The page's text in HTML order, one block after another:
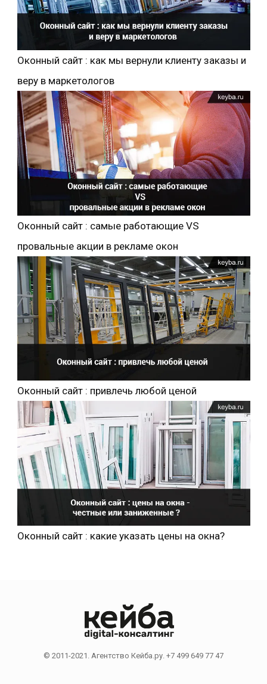
Оконный сайт : как мы вернули клиенту заказы и
веру в маркетологов
Оконный сайт : самые работающие VS
провальные акции в рекламе окон
Оконный сайт : привлечь любой ценой
Оконный сайт : какие указать цены на окна?
© 2011-2021. Агентство Кейба.ру. +7 499 649 77 47